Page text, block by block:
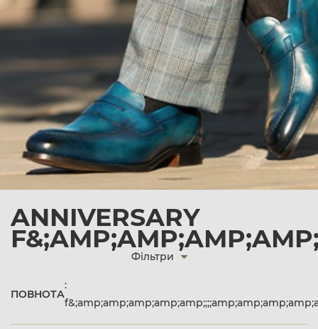
ANNIVERSARY
Фільтри
ПОВНОТА
: